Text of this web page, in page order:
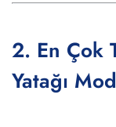
2. En Çok
Yatağı